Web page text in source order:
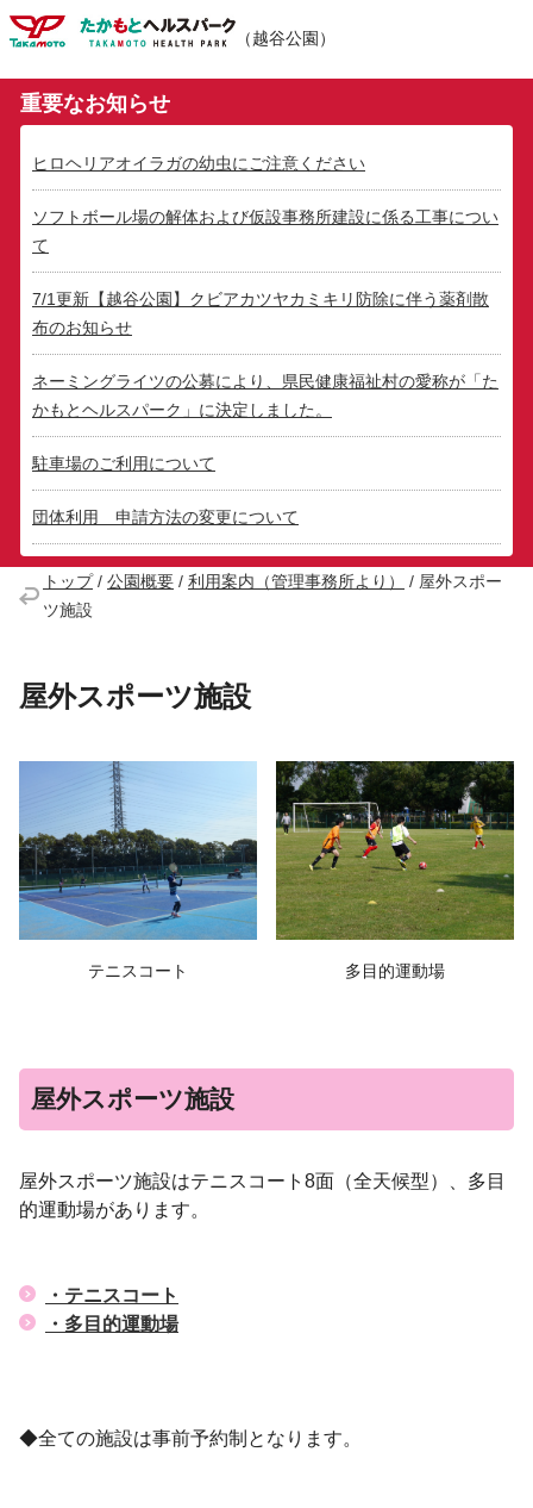
（越谷公園）
重要なお知らせ
ヒロヘリアオイラガの幼虫にご注意ください
ソフトボール場の解体および仮設事務所建設に係る工事につい
て
7/1更新【越谷公園】クビアカツヤカミキリ防除に伴う薬剤散
布のお知らせ
ネーミングライツの公募により、県民健康福祉村の愛称が「た
かもとヘルスパーク」に決定しました。
駐車場のご利用について
団体利用 申請方法の変更について
トップ/ 公園概要 / 利用案内（管理事務所より） / 屋外スポー
ツ施設
屋外スポーツ施設
テニスコート 多目的運動場
屋外スポーツ施設
屋外スポーツ施設はテニスコート8面（全天候型）、多目
的運動場があります。
・テニスコート
・多目的運動場
◆全ての施設は事前予約制となります。